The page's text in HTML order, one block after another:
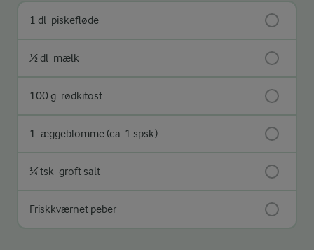
1 dl piskefløde
½ dl mælk
100 g rødkitost
1 æggeblomme (ca. 1 spsk)
¼ tsk groft salt
Friskkværnet peber